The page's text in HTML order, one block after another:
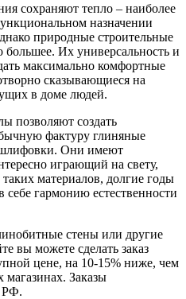
сохраняют тепло – наиболее
назначении
природные строительные
Их универсальность и
максимально комфортные
сказывающиеся на
в доме людей.
позволяют создать
фактуру глиняные
шлифовки. Они имеют
играющий на свету,
материалов, долгие годы
себе гармонию естественности
стены или другие
вы можете сделать заказ
цене, на 10-15% ниже, чем
магазинах. Заказы
РФ.